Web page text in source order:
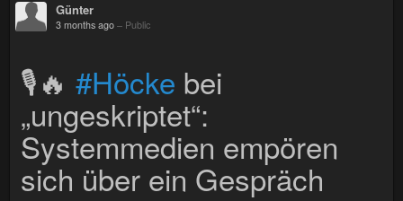
Günter
3 months ago – Public
🎙🔥 #Höcke bei
„ungeskriptet“:
Systemmedien empören
sich über ein Gespräch